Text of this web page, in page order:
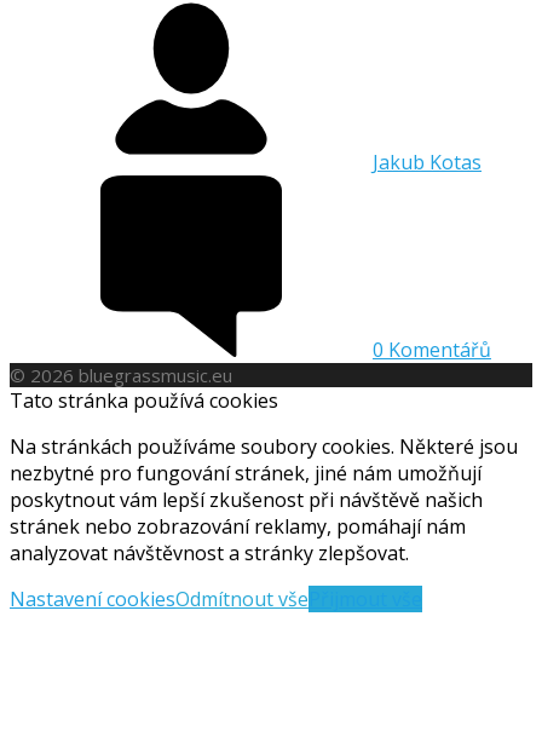
Jakub Kotas
0 Komentářů
© 2026 bluegrassmusic.eu
Tato stránka používá cookies
Na stránkách používáme soubory cookies. Některé jsou
nezbytné pro fungování stránek, jiné nám umožňují
poskytnout vám lepší zkušenost při návštěvě našich
stránek nebo zobrazování reklamy, pomáhají nám
analyzovat návštěvnost a stránky zlepšovat.
Nastavení cookiesOdmítnout vše